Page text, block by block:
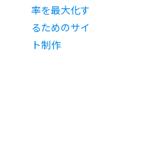
率を最大化す
るためのサイ
ト制作